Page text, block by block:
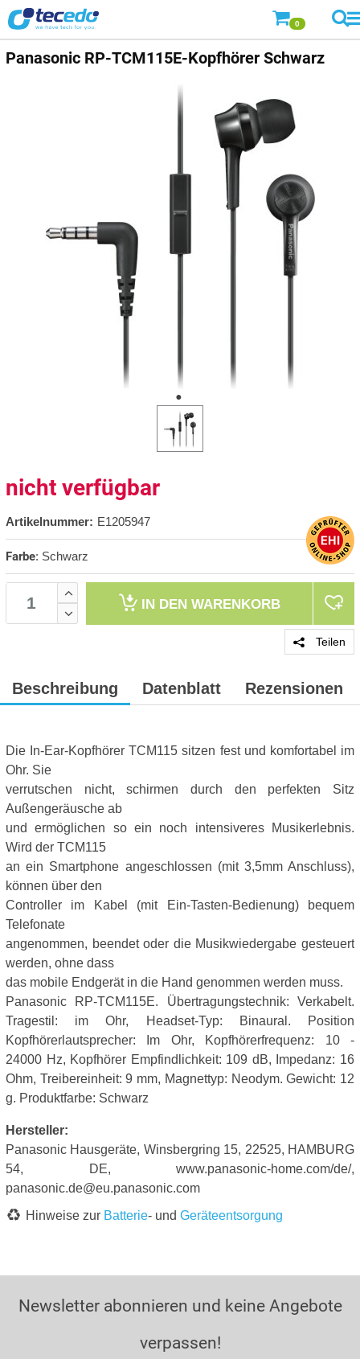
0
Panasonic RP-TCM115E-Kopfhörer Schwarz
nicht verfügbar
Artikelnummer: E1205947
Farbe: Schwarz
IN DEN WARENKORB
Teilen
Beschreibung Datenblatt Rezensionen
Die In-Ear-Kopfhörer TCM115 sitzen fest und komfortabel im
Ohr. Sie
verrutschen nicht, schirmen durch den perfekten Sitz
Außengeräusche ab
und ermöglichen so ein noch intensiveres Musikerlebnis.
Wird der TCM115
an ein Smartphone angeschlossen (mit 3,5mm Anschluss),
können über den
Controller im Kabel (mit Ein-Tasten-Bedienung) bequem
Telefonate
angenommen, beendet oder die Musikwiedergabe gesteuert
werden, ohne dass
das mobile Endgerät in die Hand genommen werden muss.
Panasonic RP-TCM115E. Übertragungstechnik: Verkabelt.
Tragestil: im Ohr, Headset-Typ: Binaural. Position
Kopfhörerlautsprecher: Im Ohr, Kopfhörerfrequenz: 10 -
24000 Hz, Kopfhörer Empfindlichkeit: 109 dB, Impedanz: 16
Ohm, Treibereinheit: 9 mm, Magnettyp: Neodym. Gewicht: 12
g. Produktfarbe: Schwarz
Hersteller:
Panasonic Hausgeräte, Winsbergring 15, 22525, HAMBURG
54, DE, www.panasonic-home.com/de/,
panasonic.de@eu.panasonic.com
Hinweise zur Batterie- und Geräteentsorgung
Newsletter abonnieren und keine Angebote
verpassen!